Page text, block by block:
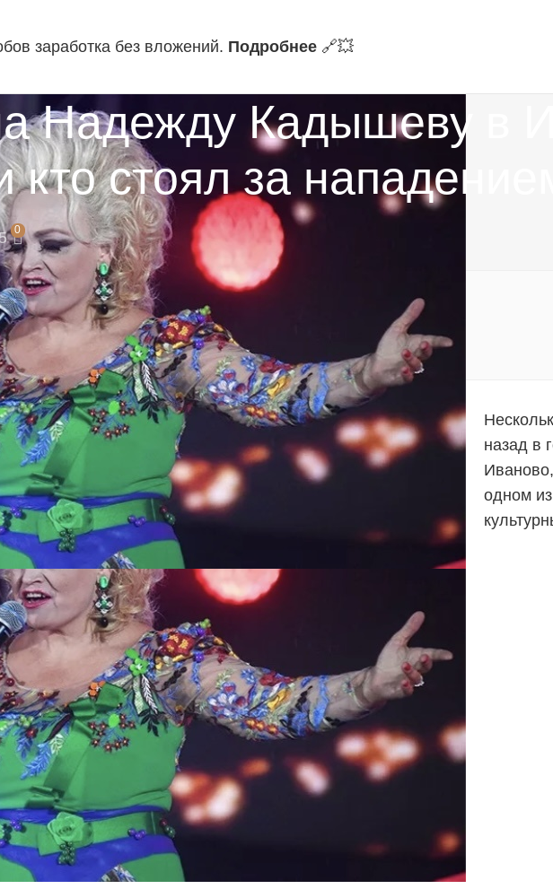
заработка без вложений. Подробнее 🔗‍💥
Надежду Кадышеву в
стоял за нападением
0
и получите самые свежие новости!
там моментальные уведомления: https://t.me/fokmedia
назад в
одном из